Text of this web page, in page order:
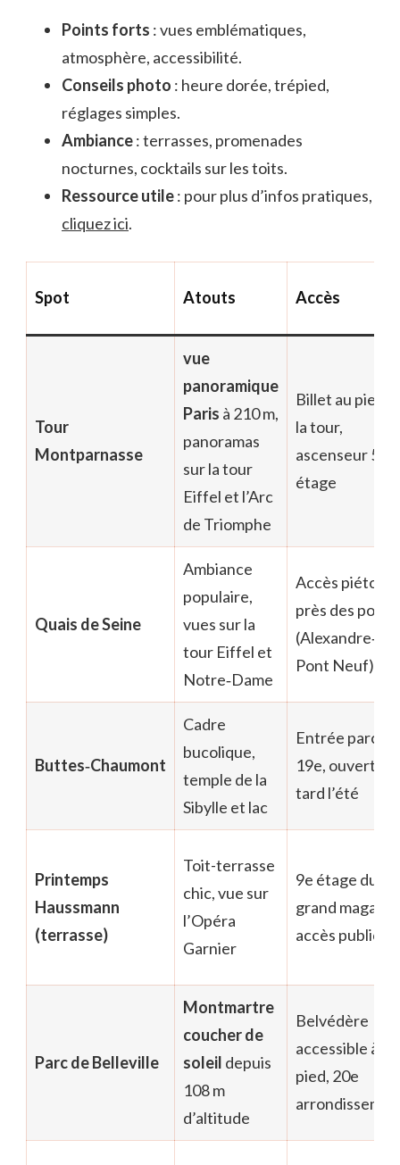
Points forts : vues emblématiques,
atmosphère, accessibilité.
Conseils photo : heure dorée, trépied,
réglages simples.
Ambiance: terrasses, promenades
nocturnes, cocktails sur les toits.
Ressource utile: pour plus d’infos pratiques,
cliquez ici.
Spot Atouts Accès
Tour
Montparnasse
vue
panoramique
Paris à 210 m,
panoramas
sur la tour
Eiffel et l’Arc
de Triomphe
Billet au pied
la tour,
ascenseur 56e
étage
Quais de Seine
Ambiance
populaire,
vues sur la
tour Eiffel et
Notre‑Dame
Accès piéton
près des ponts
(Alexandre‑III,
Pont Neuf)
Buttes‑Chaumont
Cadre
bucolique,
temple de la
Sibylle et lac
Entrée parc
19e, ouvert
tard l’été
Printemps
Haussmann
(terrasse)
Toit-terrasse
chic, vue sur
l’Opéra
Garnier
9e étage du
grand magasin,
accès public
Parc de Belleville
Montmartre
coucher de
soleil depuis
108 m
d’altitude
Belvédère
accessible à
pied, 20e